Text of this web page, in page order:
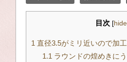
目次 [hide
1 直径3.5がミリ近いので加
1.1 ラウンドの煌めきに